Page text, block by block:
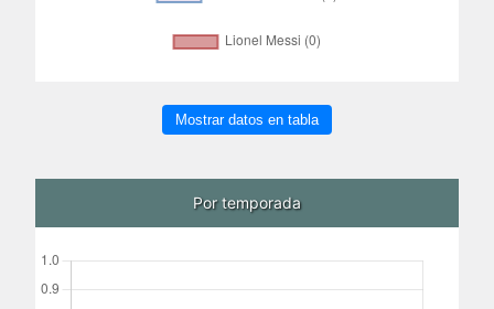
Mostrar datos en tabla
Por temporada